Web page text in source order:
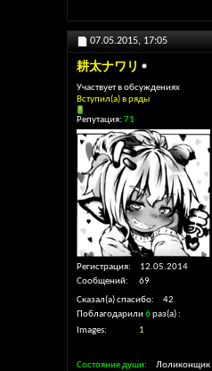
07.05.2015, 17:05
耕太ナワリ
Участвует в обсуждениях
Вступил(а) в ряды
Репутация: 71
Регистрация
12.05.2014
Сообщений
69
Сказал(а) спасибо
42
Поблагодарили6раз(а)
Images
1
Состояние души
Лоликонщик